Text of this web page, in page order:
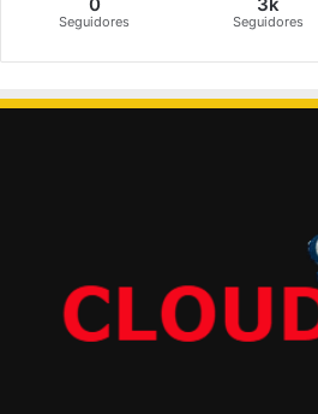
Seguidores Seguidores